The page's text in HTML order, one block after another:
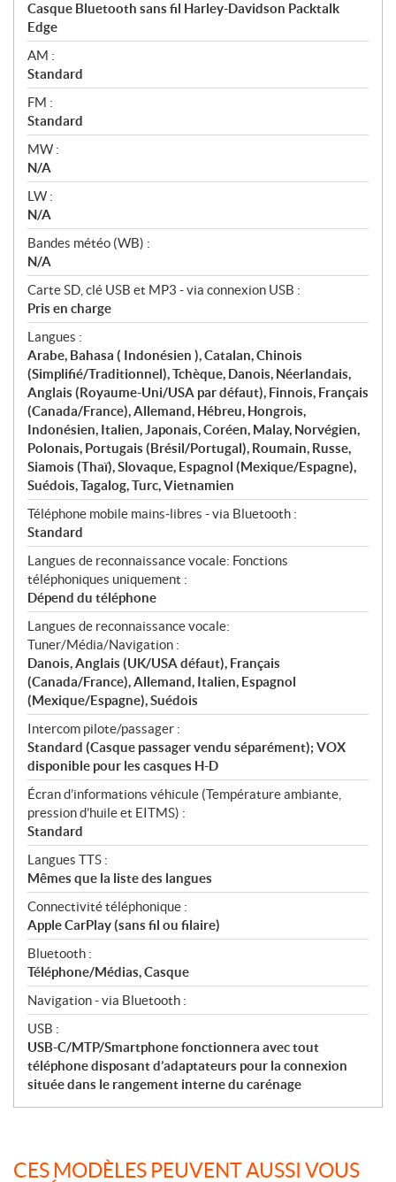
Casque Bluetooth sans fil Harley-Davidson Packtalk
Edge
AM :
Standard
FM :
Standard
MW :
N/A
LW :
N/A
Bandes météo (WB) :
N/A
Carte SD, clé USB et MP3 - via connexion USB :
Pris en charge
Langues :
Arabe, Bahasa ( Indonésien ), Catalan, Chinois
(Simplifié/Traditionnel), Tchèque, Danois, Néerlandais,
Anglais (Royaume-Uni/USA par défaut), Finnois, Français
(Canada/France), Allemand, Hébreu, Hongrois,
Indonésien, Italien, Japonais, Coréen, Malay, Norvégien,
Polonais, Portugais (Brésil/Portugal), Roumain, Russe,
Siamois (Thaï), Slovaque, Espagnol (Mexique/Espagne),
Suédois, Tagalog, Turc, Vietnamien
Téléphone mobile mains-libres - via Bluetooth :
Standard
Langues de reconnaissance vocale: Fonctions
téléphoniques uniquement :
Dépend du téléphone
Langues de reconnaissance vocale:
Tuner/Média/Navigation :
Danois, Anglais (UK/USA défaut), Français
(Canada/France), Allemand, Italien, Espagnol
(Mexique/Espagne), Suédois
Intercom pilote/passager :
Standard (Casque passager vendu séparément); VOX
disponible pour les casques H-D
Écran d’informations véhicule (Température ambiante,
pression d’huile et EITMS) :
Standard
Langues TTS :
Mêmes que la liste des langues
Connectivité téléphonique :
Apple CarPlay (sans fil ou filaire)
Bluetooth :
Téléphone/Médias, Casque
Navigation - via Bluetooth :
USB :
USB-C/MTP/Smartphone fonctionnera avec tout
téléphone disposant d’adaptateurs pour la connexion
située dans le rangement interne du carénage
CES MODÈLES PEUVENT AUSSI VOUS